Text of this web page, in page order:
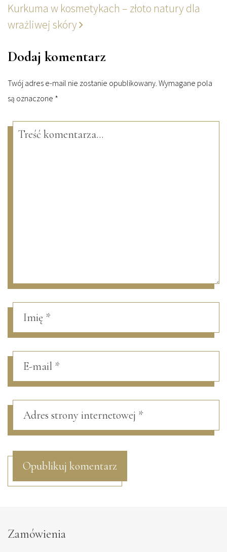
Kurkuma w kosmetykach – złoto natury dla
wrażliwej skóry
Dodaj komentarz
Twój adres e-mail nie zostanie opublikowany. Wymagane pola
są oznaczone *
Zamówienia